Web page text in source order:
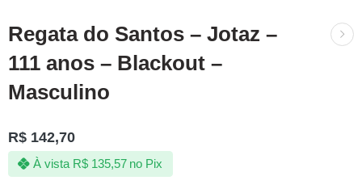
Regata do Santos – Jotaz –
111 anos – Blackout –
Masculino
R$ 142,70
À vista R$135,57 no Pix